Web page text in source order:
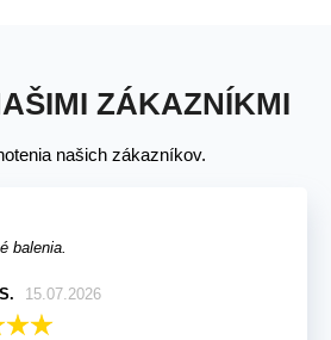
ZÁKAZNÍKMI
našich zákazníkov.
balenia.
15.07.2026